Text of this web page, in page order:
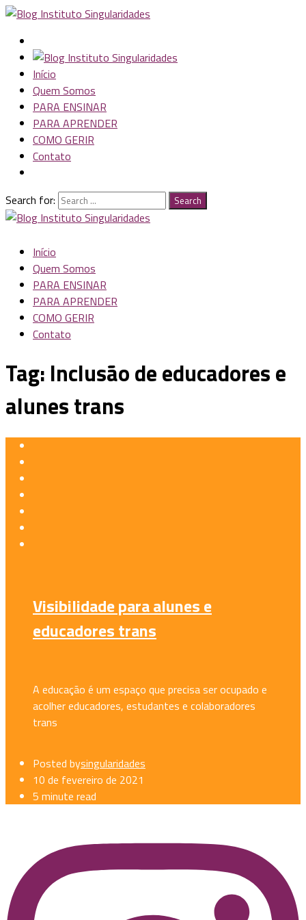
Início
Quem Somos
PARA ENSINAR
PARA APRENDER
COMO GERIR
Contato
Search for: Search
Início
Quem Somos
PARA ENSINAR
PARA APRENDER
COMO GERIR
Contato
Tag: Inclusão de educadores e
alunes trans
Visibilidade para alunes e
educadores trans
A educação é um espaço que precisa ser ocupado e
acolher educadores, estudantes e colaboradores
trans
Posted bysingularidades
10 de fevereiro de 2021
5 minute read